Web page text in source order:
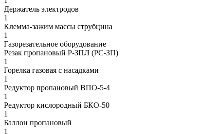
Держатель электродов
1
Клемма-зажим массы струбцина
1
Газорезательное оборудование
Резак пропановый Р-ЗПЛ (РС-ЗП)
1
Горелка газовая с насадками
1
Редуктор пропановый ВПО-5-4
1
Редуктор кислородный БКО-50
1
Баллон пропановый
1